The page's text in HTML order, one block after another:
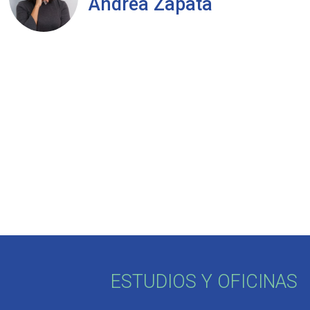
ESTUDIOS Y OFICINAS